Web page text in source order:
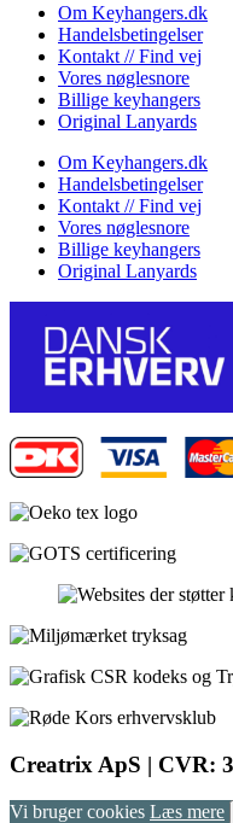
Om Keyhangers.dk
Handelsbetingelser
Kontakt // Find vej
Vores nøglesnore
Billige keyhangers
Original Lanyards
Om Keyhangers.dk
Handelsbetingelser
Kontakt // Find vej
Vores nøglesnore
Billige keyhangers
Original Lanyards
Creatrix ApS | CVR:
Vi bruger cookies Læs mere